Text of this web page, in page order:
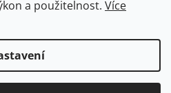
a použitelnost. Více
pracovní oděvy s.r.o.. Všechna